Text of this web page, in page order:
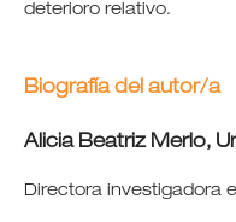
deterioro relativo.
Biografía del autor/a
Alicia Beatriz Merlo,
Directora investigadora